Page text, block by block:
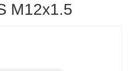
M12x1.5